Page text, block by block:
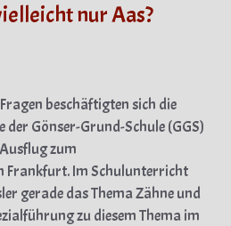
nur Aas?
beschäftigten sich die
der Gönser-Grund-Schule (GGS)
zum
Frankfurt. Im Schulunterricht
gerade das Thema Zähne und
zu diesem Thema im